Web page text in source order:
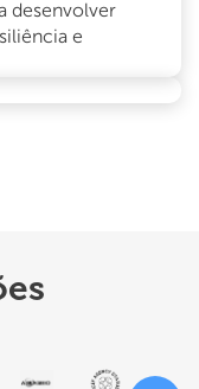
desenvolver
e